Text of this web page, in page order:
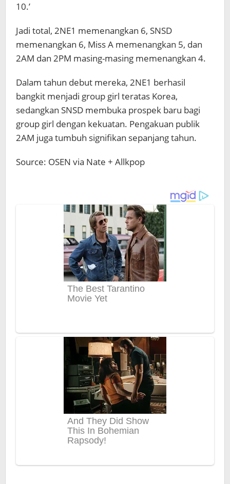
10.’
Jadi total, 2NE1 memenangkan 6, SNSD
memenangkan 6, Miss A memenangkan 5, dan
2AM dan 2PM masing-masing memenangkan 4.
Dalam tahun debut mereka, 2NE1 berhasil
bangkit menjadi group girl teratas Korea,
sedangkan SNSD membuka prospek baru bagi
group girl dengan kekuatan. Pengakuan publik
2AM juga tumbuh signifikan sepanjang tahun.
Source: OSEN via Nate + Allkpop